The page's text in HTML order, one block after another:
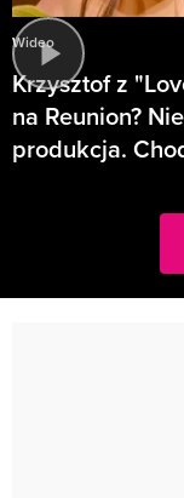
Wideo
Krzysztof z
na Reunion?
produkcja.